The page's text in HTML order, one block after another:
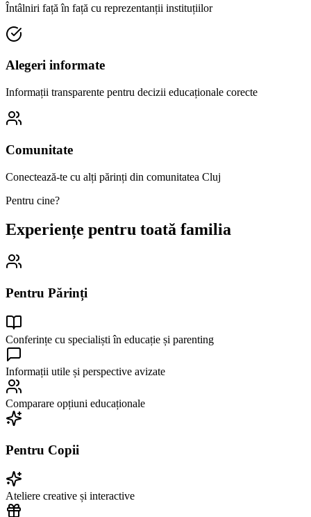
Întâlniri față în față cu reprezentanții instituțiilor
Alegeri informate
Informații transparente pentru decizii educaționale corecte
Comunitate
Conectează-te cu alți părinți din comunitatea Cluj
Pentru cine?
Experiențe pentru toată familia
Pentru Părinți
Conferințe cu specialiști în educație și parenting
Informații utile și perspective avizate
Comparare opțiuni educaționale
Pentru Copii
Ateliere creative și interactive